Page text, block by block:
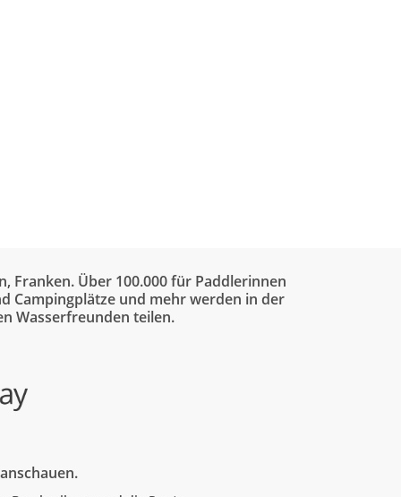
Über 100.000 für Paddlerinnen
Campingplätze und mehr werden in der
Wasserfreunden teilen.